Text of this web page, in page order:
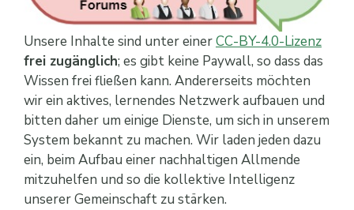
Unsere Inhalte sind unter einerCC-BY-4.0-Lizenz
frei zugänglich; es gibt keine Paywall, so dass das
Wissen frei fließen kann. Andererseits möchten
wir ein aktives, lernendes Netzwerk aufbauen und
bitten daher um einige Dienste, um sich in unserem
System bekannt zu machen. Wir laden jeden dazu
ein, beim Aufbau einer nachhaltigen Allmende
mitzuhelfen und so die kollektive Intelligenz
unserer Gemeinschaft zu stärken.